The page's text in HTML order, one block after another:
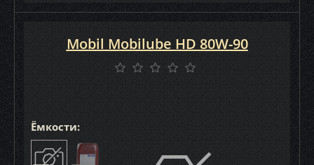
Ёмкости:
Mobil Mobilube HD 80W-90